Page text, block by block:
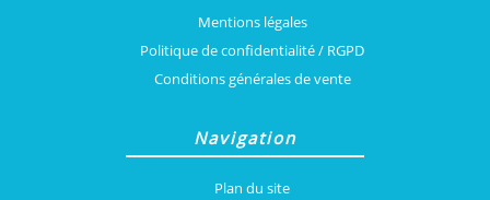
Mentions légales
Politique de confidentialité / RGPD
Conditions générales de vente
Navigation
Plan du site